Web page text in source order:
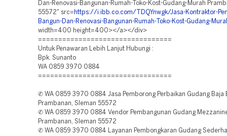
Dan-Renovasi-Bangunan-Rumah-Toko-Kost-Gudang-Murah
55572" src= https://i.ibb.co.com/TDQYnwgk/Jasa-Kontraktor-
Bangun-Dan-Renovasi-Bangunan-Rumah-Toko-Kost-Gudang-
width=400 height=400></a></div>
=================================
Untuk Penawaran Lebih Lanjut Hubungi :
Bpk. Sunanto
WA 0859 3970 0884
=================================
✆ WA 0859 3970 0884 Jasa Pemborong Perbaikan Gudang Baja
Prambanan, Sleman 55572
✆ WA 0859 3970 0884 Vendor Pembangunan Gudang
Prambanan, Sleman 55572
✆ WA 0859 3970 0884 Layanan Pembongkaran Gudang